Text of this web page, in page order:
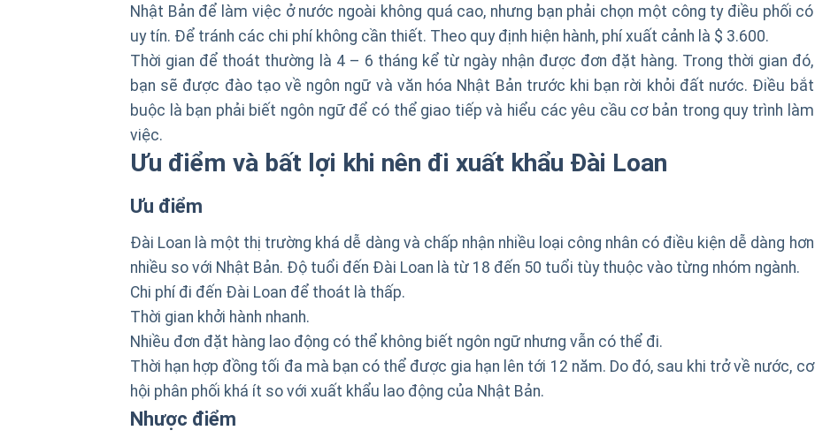
Nhật Bản để làm việc ở nước ngoài không quá cao, nhưng bạn phải chọn một công ty điều phối có
uy tín. Để tránh các chi phí không cần thiết. Theo quy định hiện hành, phí xuất cảnh là $ 3.600.
Thời gian để thoát thường là 4 – 6 tháng kể từ ngày nhận được đơn đặt hàng. Trong thời gian đó,
bạn sẽ được đào tạo về ngôn ngữ và văn hóa Nhật Bản trước khi bạn rời khỏi đất nước. Điều bắt
buộc là bạn phải biết ngôn ngữ để có thể giao tiếp và hiểu các yêu cầu cơ bản trong quy trình làm
việc.
Ưu điểm và bất lợi khi nên đi xuất khẩu Đài Loan
Ưu điểm
Đài Loan là một thị trường khá dễ dàng và chấp nhận nhiều loại công nhân có điều kiện dễ dàng hơn
nhiều so với Nhật Bản. Độ tuổi đến Đài Loan là từ 18 đến 50 tuổi tùy thuộc vào từng nhóm ngành.
Chi phí đi đến Đài Loan để thoát là thấp.
Thời gian khởi hành nhanh.
Nhiều đơn đặt hàng lao động có thể không biết ngôn ngữ nhưng vẫn có thể đi.
Thời hạn hợp đồng tối đa mà bạn có thể được gia hạn lên tới 12 năm. Do đó, sau khi trở về nước, cơ
hội phân phối khá ít so với xuất khẩu lao động của Nhật Bản.
Nhược điểm